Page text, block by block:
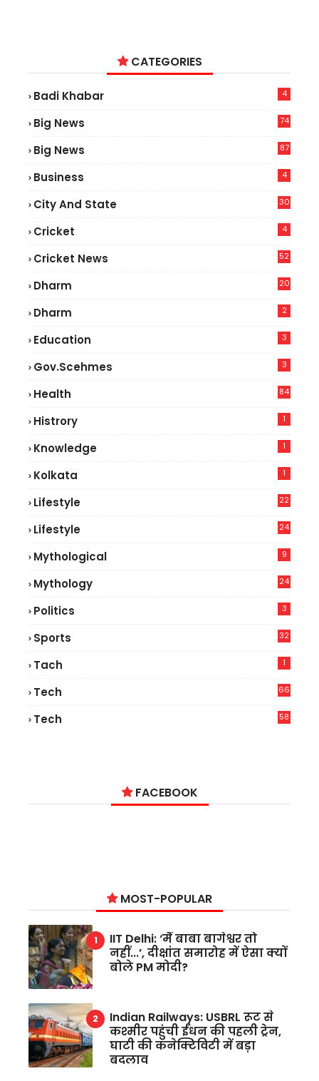
CATEGORIES
Badi Khabar 4
Big News
74
Big News
87
Business 4
City And State 30
Cricket 4
Cricket News
52
Dharm 20
Dharm 2
Education 3
Gov.scehmes 3
Health
84
Histrory 1
Knowledge 1
Kolkata 1
Lifestyle
22
Lifestyle
24
Mythological 9
Mythology 24
Politics 3
Sports 32
Tach 1
Tech
66
Tech
58
FACEBOOK
MOST-POPULAR
IIT Delhi: ‘मैं बाबा बागेश्वर तो
नहीं...’, दीक्षांत समारोह में ऐसा क्यों
बोले PM मोदी?
Indian Railways: USBRL रूट से
कश्मीर पहुंची ईंधन की पहली ट्रेन,
घाटी की कनेक्टिविटी में बड़ा
बदलाव